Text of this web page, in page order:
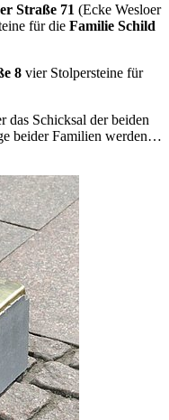
Straße 71 (Ecke Wesloer
für die Familie Schild
8 vier Stolpersteine für
das Schicksal der beiden
beider Familien werden…